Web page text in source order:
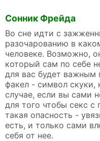
Сонник Фрейда
Во сне идти с
разочарованию в
человеке. Возможно,
который сам по себе
для вас будет
факел - символ скуки,
случае, если вы сами
для того чтобы секс с
такая опасность -
есть, и только сами
себя от нее.